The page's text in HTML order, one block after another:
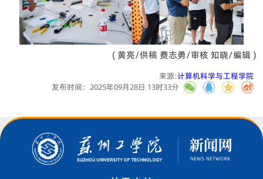
( 黄亮/供稿 费志勇/审核 知晓/编辑 )
来源:计算机科学与工程学院
发布时间：2025年09月28日 13时33分